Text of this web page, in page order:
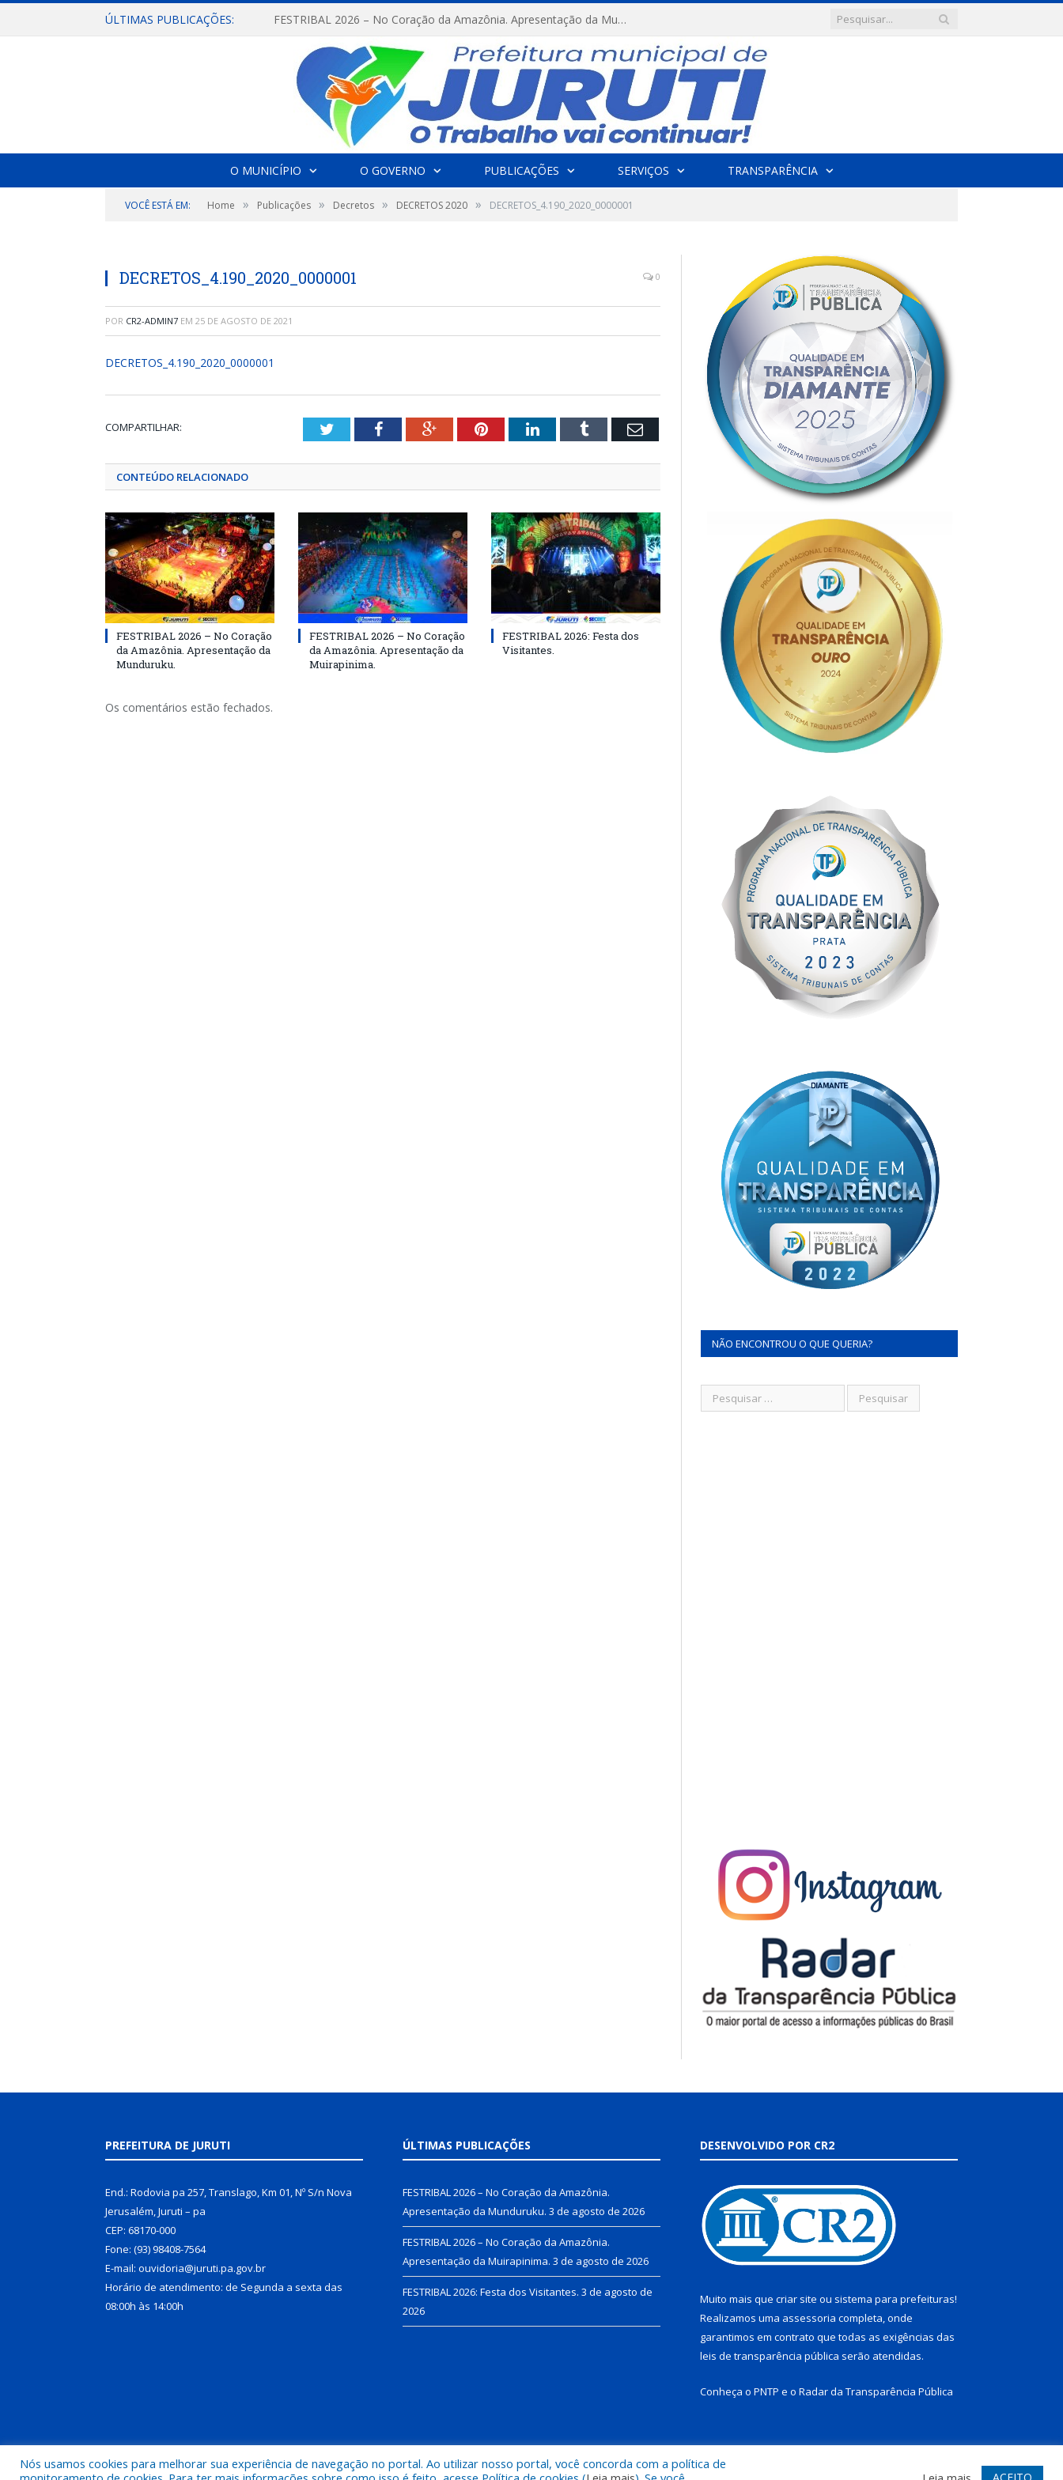
ÚLTIMAS PUBLICAÇÕES: FESTRIBAL 2026 – No Coração da Amazônia. Apresentação da Munduruku.
O MUNICÍPIO O GOVERNO PUBLICAÇÕES SERVIÇOS TRANSPARÊNCIA
VOCÊ ESTÁ EM: Home » Publicações » Decretos » DECRETOS 2020 » DECRETOS_4.190_2020_0000001
DECRETOS_4.190_2020_0000001 0
POR CR2-ADMIN7 EM 25 DE AGOSTO DE 2021
DECRETOS_4.190_2020_0000001
COMPARTILHAR: TwitterFacebookGoogle+PinterestLinkedInTumblr Email
CONTEÚDO RELACIONADO
FESTRIBAL 2026 – No Coração
da Amazônia. Apresentação da
Munduruku.
FESTRIBAL 2026 – No Coração
da Amazônia. Apresentação da
Muirapinima.
FESTRIBAL 2026: Festa dos
Visitantes.
Os comentários estão fechados.
NÃO ENCONTROU O QUE QUERIA?
PREFEITURA DE JURUTI
End.: Rodovia pa 257, Translago, Km 01, Nº S/n Nova
Jerusalém, Juruti – pa
CEP: 68170-000
Fone: (93) 98408-7564
E-mail: ouvidoria@juruti.pa.gov.br
Horário de atendimento: de Segunda a sexta das
08:00h às 14:00h
ÚLTIMAS PUBLICAÇÕES
FESTRIBAL 2026 – No Coração da Amazônia.
Apresentação da Munduruku. 3 de agosto de 2026
FESTRIBAL 2026 – No Coração da Amazônia.
Apresentação da Muirapinima. 3 de agosto de 2026
FESTRIBAL 2026: Festa dos Visitantes. 3 de agosto de
2026
DESENVOLVIDO POR CR2
Muito mais que criar site ou sistema para prefeituras!
Realizamos uma assessoria completa, onde
garantimos em contrato que todas as exigências das
leis de transparência pública serão atendidas.
Conheça o PNTP e o Radar da Transparência Pública
Todos os direitos reservados a Prefeitura Municipal de Juruti. Mapa do Site Acessar Webmail
Nós usamos cookies para melhorar sua experiência de navegação no portal. Ao utilizar nosso portal, você concorda com a política de
ACEITO